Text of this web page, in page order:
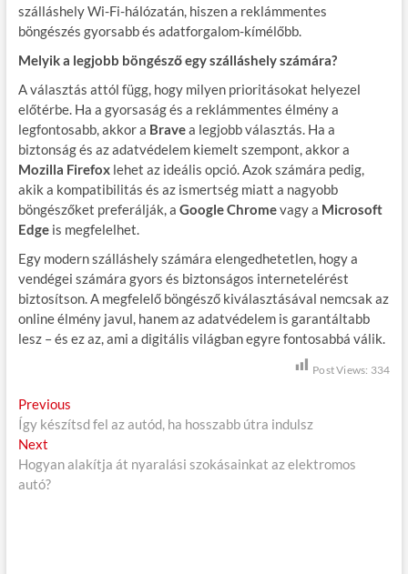
szálláshely Wi-Fi-hálózatán, hiszen a reklámmentes
böngészés gyorsabb és adatforgalom-kímélőbb.
Melyik a legjobb böngésző egy szálláshely számára?
A választás attól függ, hogy milyen prioritásokat helyezel
előtérbe. Ha a gyorsaság és a reklámmentes élmény a
legfontosabb, akkor a Bravea legjobb választás. Ha a
biztonság és az adatvédelem kiemelt szempont, akkor a
Mozilla Firefoxlehet az ideális opció. Azok számára pedig,
akik a kompatibilitás és az ismertség miatt a nagyobb
böngészőket preferálják, a Google Chromevagy a Microsoft
Edgeis megfelelhet.
Egy modern szálláshely számára elengedhetetlen, hogy a
vendégei számára gyors és biztonságos internetelérést
biztosítson. A megfelelő böngésző kiválasztásával nemcsak az
online élmény javul, hanem az adatvédelem is garantáltabb
lesz – és ez az, ami a digitális világban egyre fontosabbá válik.
Post Views: 334
B
e
j
e
Previous
r
v
Így készítsd fel az autód, ha hosszabb útra indulsz
Next
e
x
Hogyan alakítja át nyaralási szokásainkat az elektromos
autó?